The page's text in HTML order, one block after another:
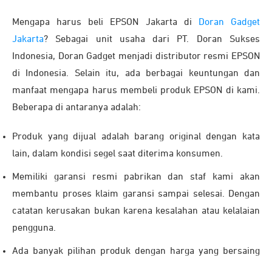
Mengapa harus beli EPSON Jakarta di
Doran Gadget
Jakarta? Sebagai unit usaha dari PT. Doran Sukses
Indonesia, Doran Gadget menjadi distributor resmi EPSON
di Indonesia. Selain itu, ada berbagai keuntungan dan
manfaat mengapa harus membeli produk EPSON di kami.
Beberapa di antaranya adalah:
Produk yang dijual adalah barang original dengan kata
lain, dalam kondisi segel saat diterima konsumen.
Memiliki garansi resmi pabrikan dan staf kami akan
membantu proses klaim garansi sampai selesai. Dengan
catatan kerusakan bukan karena kesalahan atau kelalaian
pengguna.
Ada banyak pilihan produk dengan harga yang bersaing